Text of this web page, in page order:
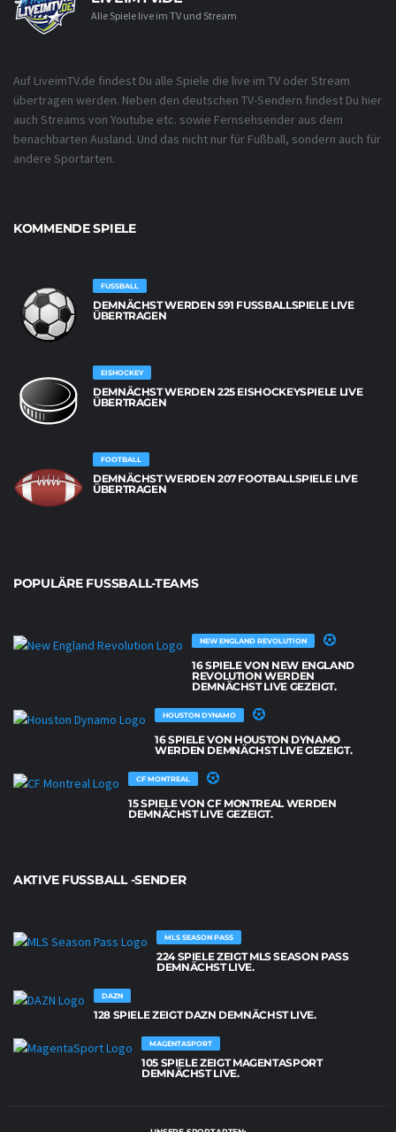
Alle Spiele live im TV und Stream
Auf LiveimTV.de findest Du alle Spiele die live im TV oder Stream
übertragen werden. Neben den deutschen TV-Sendern findest Du hier
auch Streams von Youtube etc. sowie Fernsehsender aus dem
benachbarten Ausland. Und das nicht nur für Fußball, sondern auch für
andere Sportarten.
KOMMENDE SPIELE
FUSSBALL
DEMNÄCHST WERDEN 591 FUSSBALLSPIELE LIVE Ü
BERTRAGEN
EISHOCKEY
DEMNÄCHST WERDEN 225 EISHOCKEYSPIELE LIVE
ÜBERTRAGEN
FOOTBALL
DEMNÄCHST WERDEN 207 FOOTBALLSPIELE LIVE
ÜBERTRAGEN
POPULÄRE FUSSBALL-TEAMS
NEW ENGLAND REVOLUTION
16 SPIELE VON NEW ENGLAND
REVOLUTION WERDEN
DEMNÄCHST LIVE GEZEIGT.
HOUSTON DYNAMO
16 SPIELE VON HOUSTON DYNAMO
WERDEN DEMNÄCHST LIVE GEZEIGT.
CF MONTREAL
15 SPIELE VON CF MONTREAL WERDEN
DEMNÄCHST LIVE GEZEIGT.
AKTIVE FUSSBALL -SENDER
MLS SEASON PASS
224 SPIELE ZEIGT MLS SEASON PASS
DEMNÄCHST LIVE.
DAZN
128 SPIELE ZEIGT DAZN DEMNÄCHST LIVE.
MAGENTASPORT
105 SPIELE ZEIGT MAGENTASPORT
DEMNÄCHST LIVE.